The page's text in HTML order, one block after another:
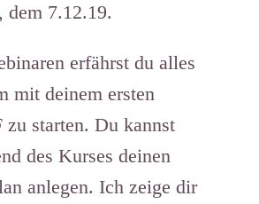
dem 7.12.19.
erfährst du alles
mit deinem ersten
zu starten. Du kannst
des Kurses deinen
anlegen. Ich zeige dir